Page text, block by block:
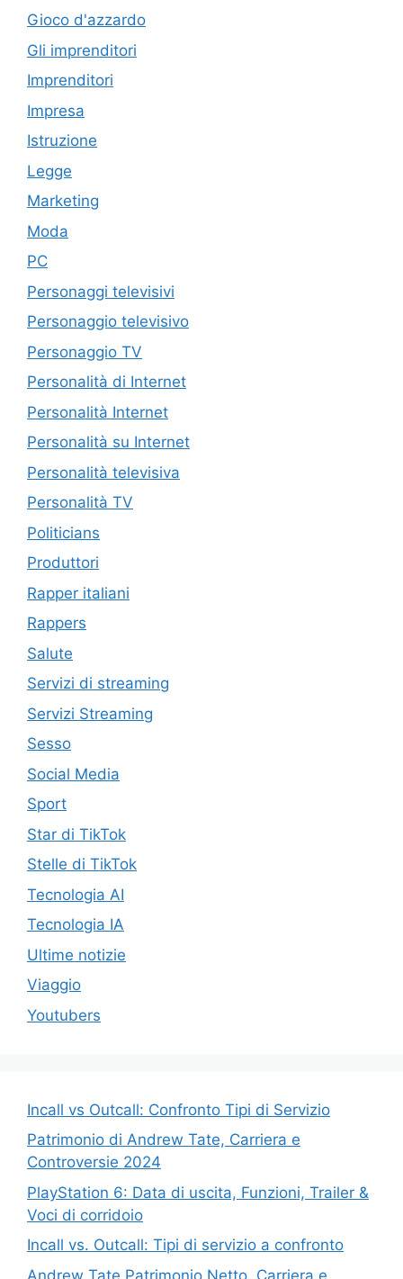
Gioco d'azzardo
Gli imprenditori
Imprenditori
Impresa
Istruzione
Legge
Marketing
Moda
PC
Personaggi televisivi
Personaggio televisivo
Personaggio TV
Personalità di Internet
Personalità Internet
Personalità su Internet
Personalità televisiva
Personalità TV
Politicians
Produttori
Rapper italiani
Rappers
Salute
Servizi di streaming
Servizi Streaming
Sesso
Social Media
Sport
Star di TikTok
Stelle di TikTok
Tecnologia AI
Tecnologia IA
Ultime notizie
Viaggio
Youtubers
Incall vs Outcall: Confronto Tipi di Servizio
Patrimonio di Andrew Tate, Carriera e
Controversie 2024
PlayStation 6: Data di uscita, Funzioni, Trailer &
Voci di corridoio
Incall vs. Outcall: Tipi di servizio a confronto
Andrew Tate Patrimonio Netto, Carriera e